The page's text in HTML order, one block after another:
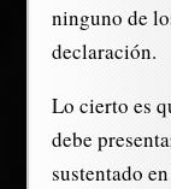
ninguno de
declaración.
Lo cierto es
debe
sustentado